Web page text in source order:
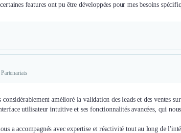
features ont pu être développées pour mes besoins
amélioré la validation des leads et des ventes
utilisateur intuitive et ses fonctionnalités avancées, qui
a accompagnés avec expertise et réactivité tout au long de